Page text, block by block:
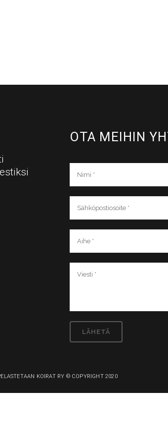
OTA MEIHIN
KOIRAT RY © COPYRIGHT 2020